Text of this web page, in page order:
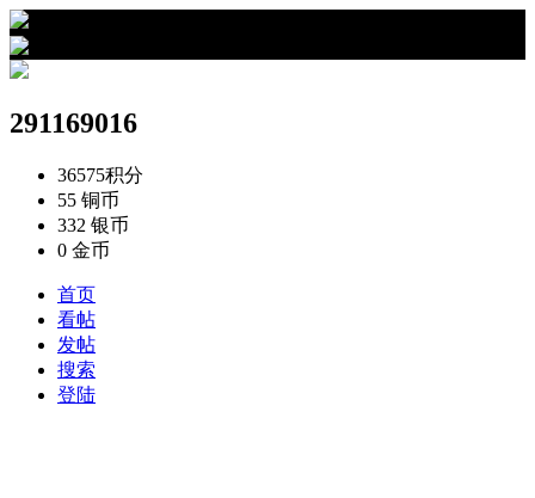
291169016
36575积分
55 铜币
332 银币
0 金币
首页
看帖
发帖
搜索
登陆